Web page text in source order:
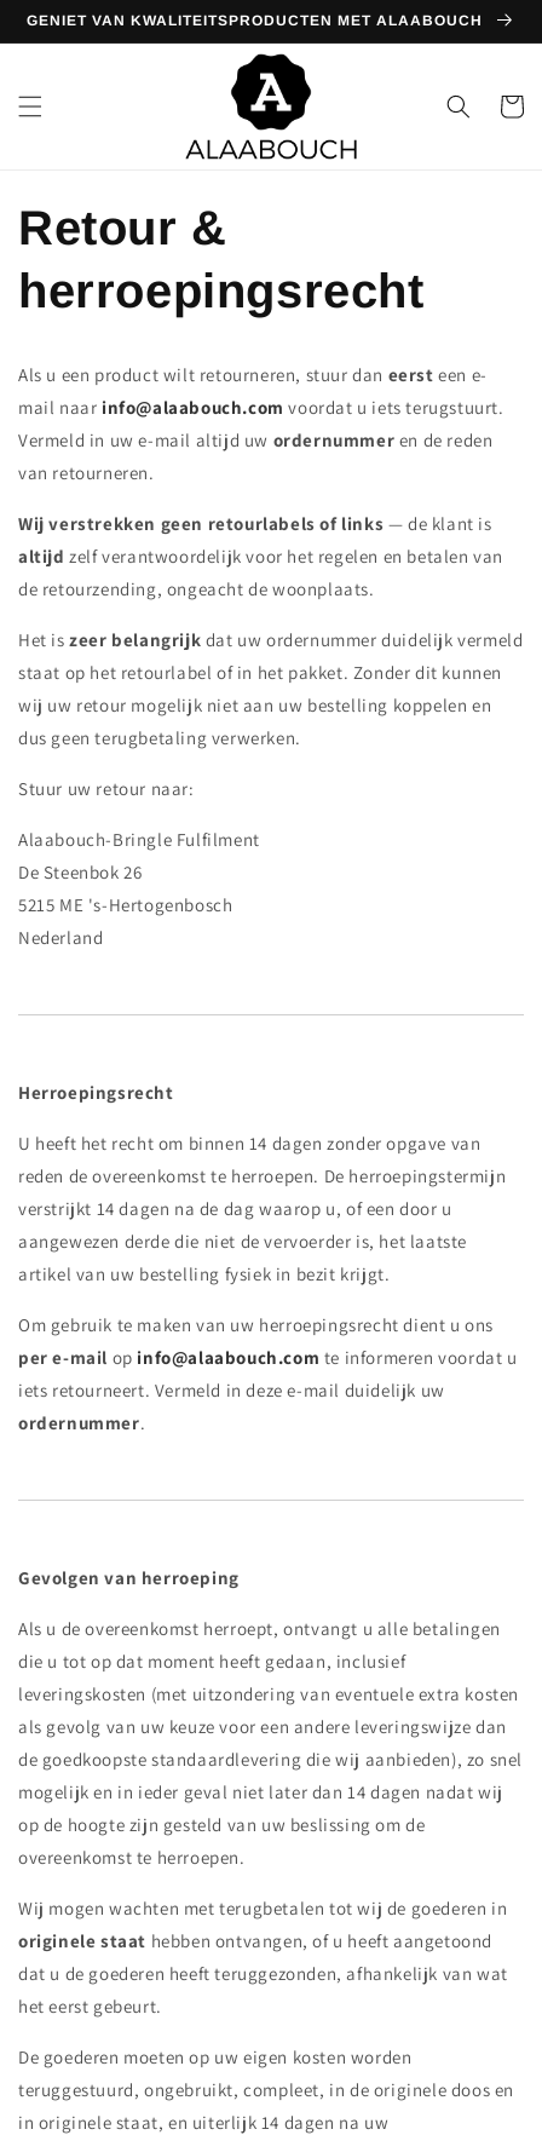
naar de
content
GENIET VAN KWALITEITSPRODUCTEN MET ALAABOUCH
Retour &
herroepingsrecht
Als u een product wilt retourneren, stuur dan eerst een e-
mail naar info@alaabouch.com voordat u iets terugstuurt.
Vermeld in uw e-mail altijd uw ordernummer en de reden
van retourneren.
Wij verstrekken geen retourlabels of links — de klant is
altijd zelf verantwoordelijk voor het regelen en betalen van
de retourzending, ongeacht de woonplaats.
Het iszeer belangrijk dat uw ordernummer duidelijk vermeld
staat op het retourlabel of in het pakket. Zonder dit kunnen
wij uw retour mogelijk niet aan uw bestelling koppelen en
dus geen terugbetaling verwerken.
Stuur uw retour naar:
Alaabouch-Bringle Fulfilment
De Steenbok 26
5215 ME 's-Hertogenbosch
Nederland
Herroepingsrecht
U heeft het recht om binnen 14 dagen zonder opgave van
reden de overeenkomst te herroepen. De herroepingstermijn
verstrijkt 14 dagen na de dag waarop u, of een door u
aangewezen derde die niet de vervoerder is, het laatste
artikel van uw bestelling fysiek in bezit krijgt.
Om gebruik te maken van uw herroepingsrecht dient u ons
per e-mail op info@alaabouch.com te informeren voordat u
iets retourneert. Vermeld in deze e-mail duidelijk uw
ordernummer.
Gevolgen van herroeping
Als u de overeenkomst herroept, ontvangt u alle betalingen
die u tot op dat moment heeft gedaan, inclusief
leveringskosten (met uitzondering van eventuele extra kosten
als gevolg van uw keuze voor een andere leveringswijze dan
de goedkoopste standaardlevering die wij aanbieden), zo snel
mogelijk en in ieder geval niet later dan 14 dagen nadat wij
op de hoogte zijn gesteld van uw beslissing om de
overeenkomst te herroepen.
Wij mogen wachten met terugbetalen tot wij de goederen in
originele staat hebben ontvangen, of u heeft aangetoond
dat u de goederen heeft teruggezonden, afhankelijk van wat
het eerst gebeurt.
De goederen moeten op uw eigen kosten worden
teruggestuurd, ongebruikt, compleet, in de originele doos en
in originele staat, en uiterlijk 14 dagen na uw